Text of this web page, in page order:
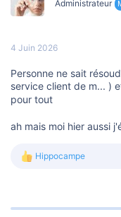
i
s
Administrateur
4 Juin 2026
Personne ne sait
service client de m... )
pour tout
ah mais moi hier aussi
L
é
Hippocampe